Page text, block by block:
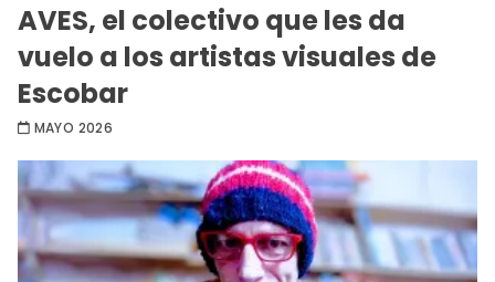
AVES, el colectivo que les da
vuelo a los artistas visuales de
Escobar
MAYO 2026